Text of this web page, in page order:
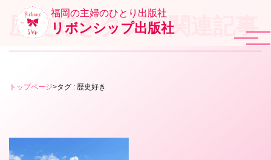
福岡の主婦のひとり出版社
リボンシップ出版社
歴史好きタグの関連記事
トップページ>タグ : 歴史好き